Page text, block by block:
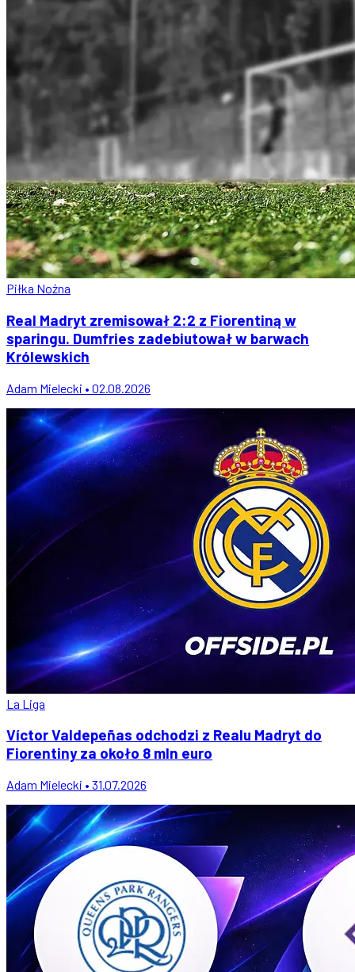
Piłka Nożna
Real Madryt zremisował 2:2 z Fiorentiną w
sparingu. Dumfries zadebiutował w barwach
Królewskich
Adam Mielecki • 02.08.2026
La Liga
Víctor Valdepeñas odchodzi z Realu Madryt do
Fiorentiny za około 8 mln euro
Adam Mielecki • 31.07.2026